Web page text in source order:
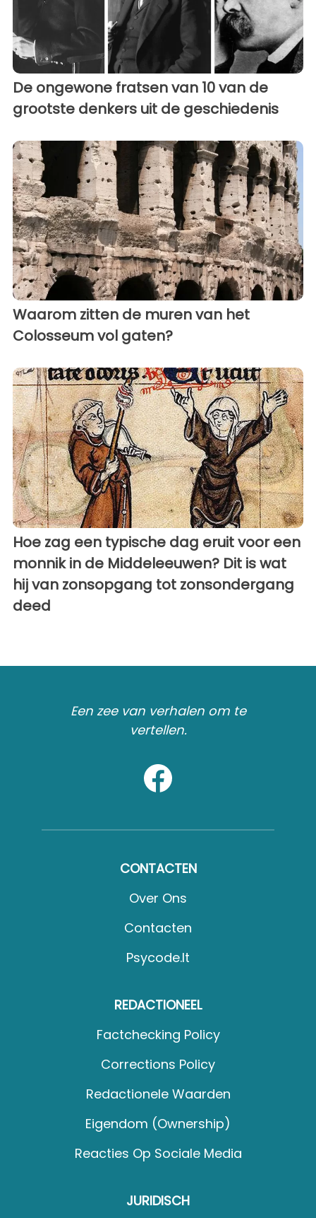
De ongewone fratsen van 10 van de
grootste denkers uit de geschiedenis
Waarom zitten de muren van het
Colosseum vol gaten?
Hoe zag een typische dag eruit voor een
monnik in de Middeleeuwen? Dit is wat
hij van zonsopgang tot zonsondergang
deed
Een zee van verhalen om te
vertellen.
CONTACTEN
Over Ons
Contacten
Psycode.it
REDACTIONEEL
Factchecking Policy
Corrections Policy
Redactionele Waarden
Eigendom (Ownership)
Reacties Op Sociale Media
JURIDISCH